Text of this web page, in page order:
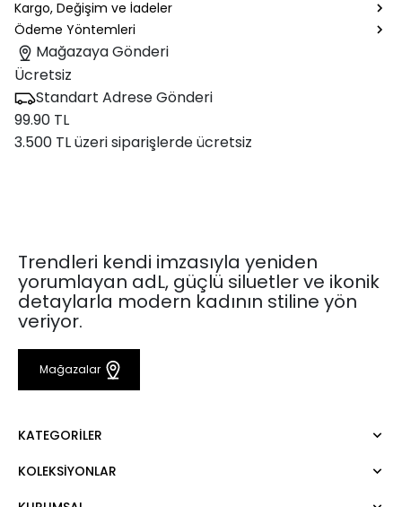
Kargo, Değişim ve İadeler
Ödeme Yöntemleri
Mağazaya Gönderi
Ücretsiz
Standart Adrese Gönderi
99.90 TL
3.500 TL üzeri siparişlerde ücretsiz
Trendleri kendi imzasıyla yeniden
yorumlayan adL, güçlü siluetler ve ikonik
detaylarla modern kadının stiline yön
veriyor.
Mağazalar
KATEGORILER
Elbise
KOLEKSIYONLAR